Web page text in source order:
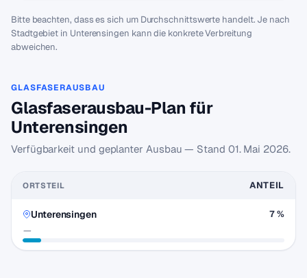
Bitte beachten, dass es sich um Durchschnittswerte handelt. Je nach
Stadtgebiet in Unterensingen kann die konkrete Verbreitung
abweichen.
GLASFASERAUSBAU
Glasfaserausbau-Plan für
Unterensingen
Verfügbarkeit und geplanter Ausbau — Stand 01. Mai 2026.
ORTSTEIL ANTEIL
Unterensingen
—
7 %